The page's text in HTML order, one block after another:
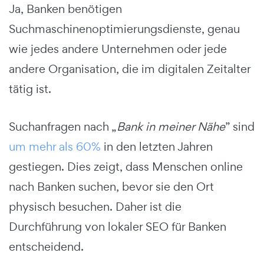
Ja, Banken benötigen
Suchmaschinenoptimierungsdienste, genau
wie jedes andere Unternehmen oder jede
andere Organisation, die im digitalen Zeitalter
tätig ist.
Suchanfragen nach „Bank in meiner Nähe” sind
um mehr als 60% in den letzten Jahren
gestiegen. Dies zeigt, dass Menschen online
nach Banken suchen, bevor sie den Ort
physisch besuchen. Daher ist die
Durchführung von lokaler SEO für Banken
entscheidend.